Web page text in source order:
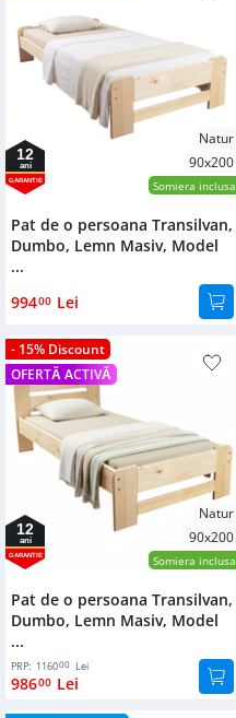
Natur
90x200
Somiera inclusa
12
ani
GARANTIE
Pat de o persoana Transilvan,
Dumbo, Lemn Masiv, Model
...
99400 Lei
- 15% Discount
OFERTĂ ACTIVĂ
Natur
90x200
Somiera inclusa
12
ani
GARANTIE
Pat de o persoana Transilvan,
Dumbo, Lemn Masiv, Model
...
PRP: 116000 Lei
98600 Lei